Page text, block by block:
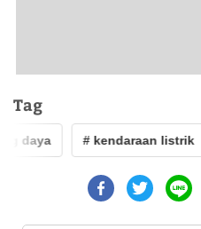
Tag
daya # kendaraan listrik